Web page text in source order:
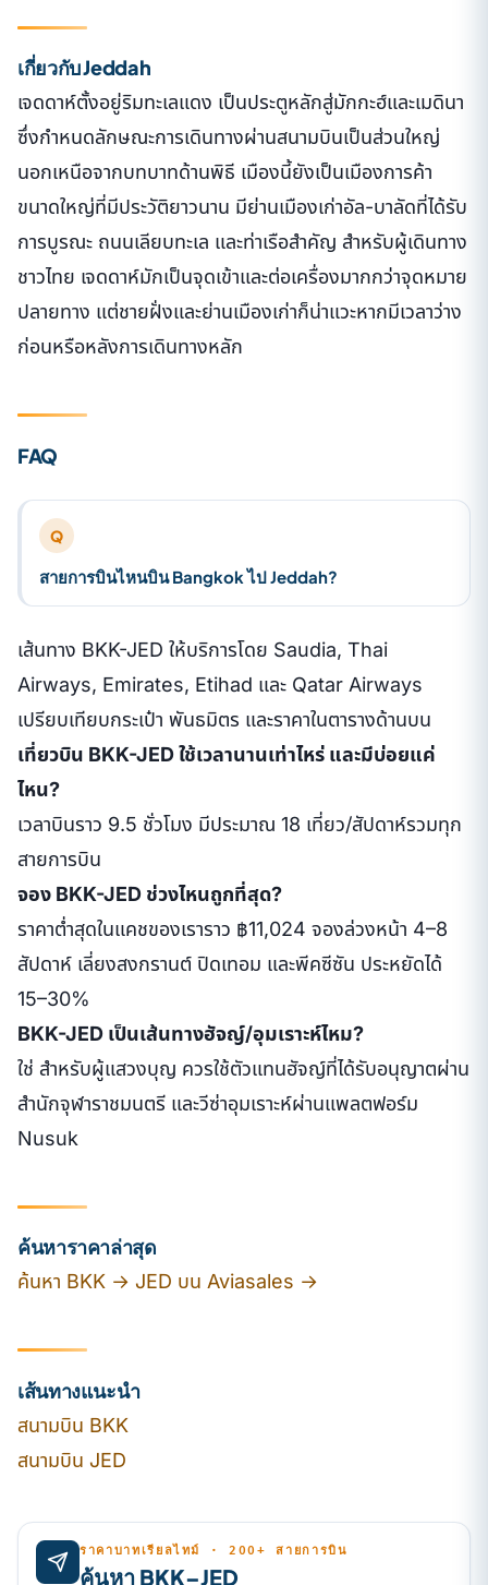
เกี่ยวกับ Jeddah
เจดดาห์ตั้งอยู่ริมทะเลแดง เป็นประตูหลักสู่มักกะฮ์และเมดินา
ซึ่งกำหนดลักษณะการเดินทางผ่านสนามบินเป็นส่วนใหญ่
นอกเหนือจากบทบาทด้านพิธี เมืองนี้ยังเป็นเมืองการค้า
ขนาดใหญ่ที่มีประวัติยาวนาน มีย่านเมืองเก่าอัล-บาลัดที่ได้รับ
การบูรณะ ถนนเลียบทะเล และท่าเรือสำคัญ สำหรับผู้เดินทาง
ชาวไทย เจดดาห์มักเป็นจุดเข้าและต่อเครื่องมากกว่าจุดหมาย
ปลายทาง แต่ชายฝั่งและย่านเมืองเก่าก็น่าแวะหากมีเวลาว่าง
ก่อนหรือหลังการเดินทางหลัก
FAQ
Q
สายการบินไหนบิน Bangkok ไป Jeddah?
เส้นทาง BKK-JED ให้บริการโดย Saudia, Thai
Airways, Emirates, Etihad และ Qatar Airways
เปรียบเทียบกระเป๋า พันธมิตร และราคาในตารางด้านบน
เที่ยวบิน BKK-JED ใช้เวลานานเท่าไหร่ และมีบ่อยแค่
ไหน?
เวลาบินราว 9.5 ชั่วโมง มีประมาณ 18 เที่ยว/สัปดาห์รวมทุก
สายการบิน
จอง BKK-JED ช่วงไหนถูกที่สุด?
ราคาต่ำสุดในแคชของเราราว ฿11,024 จองล่วงหน้า 4–8
สัปดาห์ เลี่ยงสงกรานต์ ปิดเทอม และพีคซีซัน ประหยัดได้
15–30%
BKK-JED เป็นเส้นทางฮัจญ์/อุมเราะห์ไหม?
ใช่ สำหรับผู้แสวงบุญ ควรใช้ตัวแทนฮัจญ์ที่ได้รับอนุญาตผ่าน
สำนักจุฬาราชมนตรี และวีซ่าอุมเราะห์ผ่านแพลตฟอร์ม
Nusuk
ค้นหาราคาล่าสุด
ค้นหา BKK → JED บน Aviasales →
เส้นทางแนะนำ
สนามบิน BKK
สนามบิน JED
ราคาบาทเรียลไทม์ · 200+ สายการบิน
ค้นหา BKK–JED